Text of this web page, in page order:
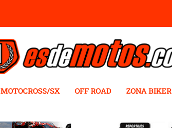
MOTOCROSS/SX OFF ROAD ZONA BIKER